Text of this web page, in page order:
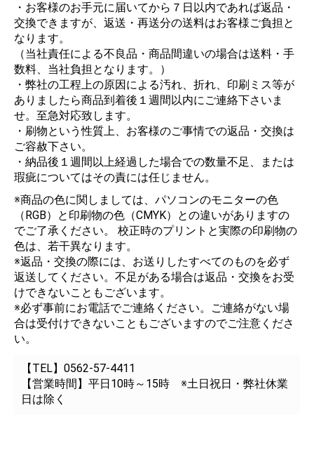
・お客様のお手元に届いてから７日以内であれば返品・
交換できますが、返送・再送分の送料はお客様ご負担と
なります。
（当社責任による不良品・商品間違いの場合は送料・手
数料、当社負担となります。）
・弊社の工程上の原因による汚れ、折れ、印刷ミス等が
ありましたら商品到着後１週間以内にご連絡下さいま
せ。至急対応致します。
・刷物という性質上、お客様のご事情での返品・交換は
ご容赦下さい。
・納品後１週間以上経過した場合での数量不足、または
瑕疵についてはその責には任じません。
※商品の色に関しましては、パソコンのモニターの色
（RGB）と印刷物の色（CMYK）との違いがありますの
でご了承ください。 校正時のプリントと実際の印刷物の
色は、若干異なります。
※返品・交換の際には、お送りしたすべてのものを必ず
返送してください。不足がある場合は返品・交換をお受
けできないこともございます。
※必ず事前にお電話でご連絡ください。ご連絡がない場
合は受付けできないこともございますのでご注意くださ
い。
【TEL】0562-57-4411
【営業時間】平日10時～15時 ※土日祝日・弊社休業
日は除く